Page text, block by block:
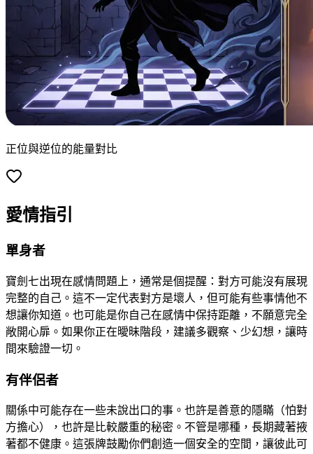
正位與逆位的能量對比
愛情指引
單身者
寶劍七出現在感情問題上，通常是個提醒：對方可能沒有展現
完整的自己。這不一定代表對方是壞人，但可能有些事情他不
想讓你知道。也可能是你自己在感情中保持距離，不願意完全
敞開心扉。如果你正在曖昧階段，建議多觀察、少幻想，讓時
間來驗證一切。
有伴侶者
關係中可能存在一些未說出口的事。也許是善意的隱瞞（怕對
方擔心），也許是比較嚴重的秘密。不管是哪種，長期藏著掖
著都不健康。這張牌鼓勵你們創造一個安全的空間，讓彼此可